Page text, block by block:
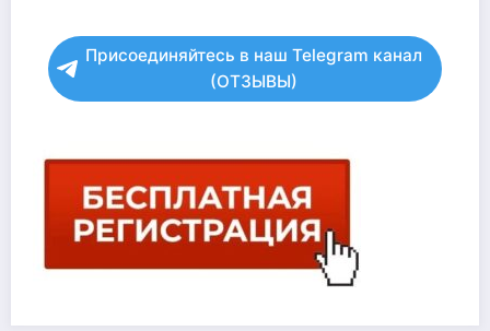
Присоединяйтесь в наш Telegram канал
(ОТЗЫВЫ)